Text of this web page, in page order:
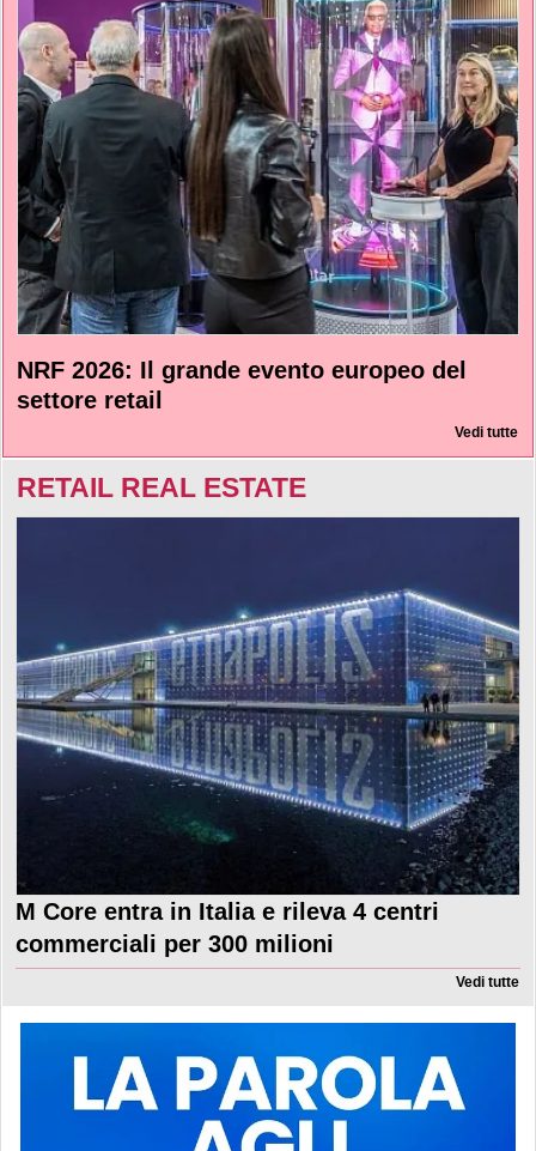
NRF 2026: Il grande evento europeo del
settore retail
Vedi tutte
RETAIL REAL ESTATE
M Core entra in Italia e rileva 4 centri
commerciali per 300 milioni
Vedi tutte